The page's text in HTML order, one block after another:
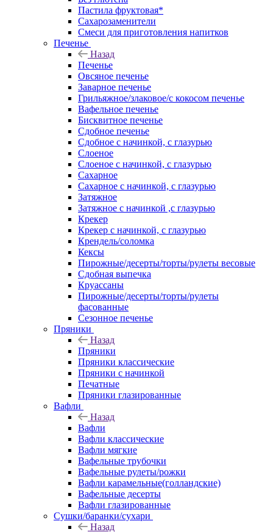
Пастила фруктовая*
Сахарозаменители
Смеси для приготовления напитков
Печенье
Назад
Печенье
Овсяное печенье
Заварное печенье
Грильяжное/злаковое/с кокосом печенье
Вафельное печенье
Бисквитное печенье
Сдобное печенье
Сдобное с начинкой, с глазурью
Слоеное
Слоеное с начинкой, с глазурью
Сахарное
Сахарное с начинкой, с глазурью
Затяжное
Затяжное с начинкой ,с глазурью
Крекер
Крекер с начинкой, с глазурью
Крендель/соломка
Кексы
Пирожные/десерты/торты/рулеты весовые
Сдобная выпечка
Круассаны
Пирожные/десерты/торты/рулеты
фасованные
Сезонное печенье
Пряники
Назад
Пряники
Пряники классические
Пряники с начинкой
Печатные
Пряники глазированные
Вафли
Назад
Вафли
Вафли классические
Вафли мягкие
Вафельные трубочки
Вафельные рулеты/рожки
Вафли карамельные(голландские)
Вафельные десерты
Вафли глазированные
Сушки/баранки/сухари
Назад